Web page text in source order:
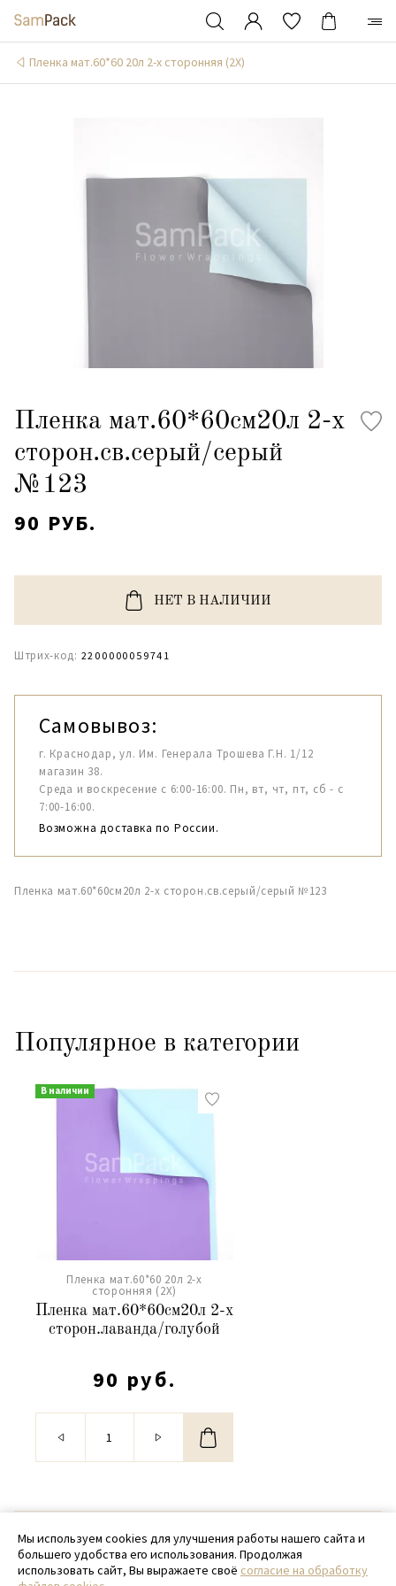
Пленка мат.60*60 20л 2-х сторонняя (2X)
Пленка мат.60*60см20л 2-х
сторон.св.серый/серый
№123
90 РУБ.
НЕТ В НАЛИЧИИ
Штрих-код: 2200000059741
Самовывоз:
г. Краснодар, ул. Им. Генерала Трошева Г.Н. 1/12
магазин 38.
Среда и воскресение с 6:00-16:00. Пн, вт, чт, пт, сб - с
7:00-16:00.
Возможна доставка по России.
Пленка мат.60*60см20л 2-х сторон.св.серый/серый №123
Популярное в категории
В наличии
Пленка мат.60*60 20л 2-х
сторонняя (2X)
Пленка мат.60*60см20л 2-х
сторон.лаванда/голубой
90 руб.
© 2020 - 2026 SamPack
+ 7 (918) 699-97-87
Мы используем cookies для улучшения работы нашего сайта и
большего удобства его использования. Продолжая
использовать сайт, Вы выражаете своё согласие на обработку